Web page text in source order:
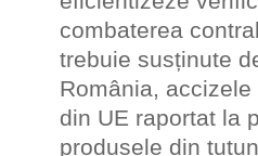
combaterea
trebuie susținute
România,
din UE raportat la
produsele din